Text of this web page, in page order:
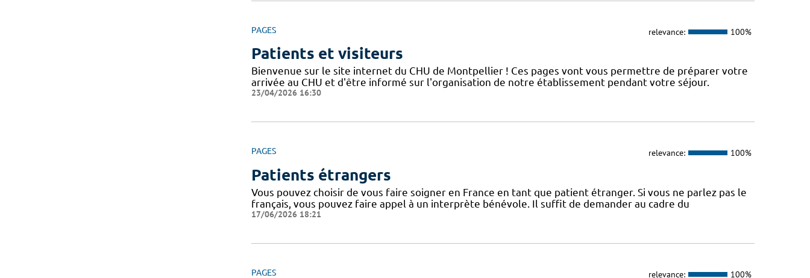
PAGES relevance: 100%
Patients et visiteurs
Bienvenue sur le site internet du CHU de Montpellier ! Ces pages vont vous permettre de préparer votre
arrivée au CHU et d'être informé sur l'organisation de notre établissement pendant votre séjour.
23/04/2026 16:30
PAGES relevance: 100%
Patients étrangers
Vous pouvez choisir de vous faire soigner en France en tant que patient étranger. Si vous ne parlez pas le
français, vous pouvez faire appel à un interprète bénévole. Il suffit de demander au cadre du
17/06/2026 18:21
PAGES relevance: 100%